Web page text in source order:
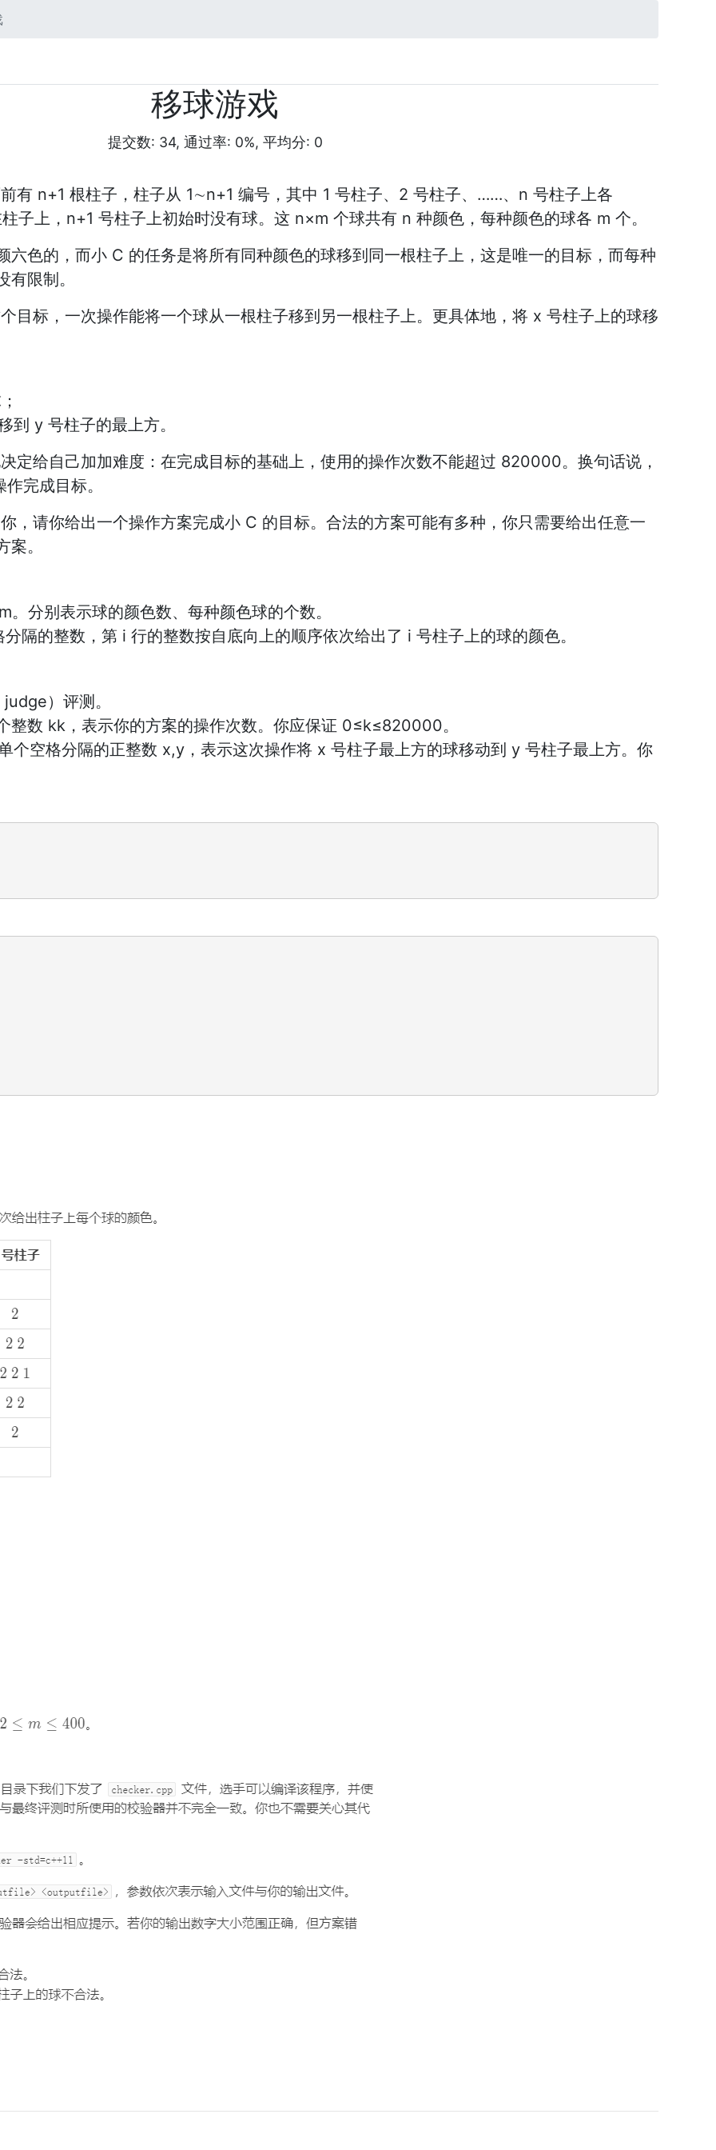
移球游戏
提交数: 34, 通过率: 0%, 平均分: 0
有 n+1 根柱子，柱子从 1∼n+1 编号，其中 1 号柱子、2 号柱子、……、n 号柱子上各
子上，n+1 号柱子上初始时没有球。这 n×m 个球共有 n 种颜色，每种颜色的球各 m 个。
六色的，而小 C 的任务是将所有同种颜色的球移到同一根柱子上，这是唯一的目标，而每种
限制。
目标，一次操作能将一个球从一根柱子移到另一根柱子上。更具体地，将 x 号柱子上的球移
到 y 号柱子的最上方。
定给自己加加难度：在完成目标的基础上，使用的操作次数不能超过 820000。换句话说，
完成目标。
，请你给出一个操作方案完成小 C 的目标。合法的方案可能有多种，你只需要给出任意一
。
分别表示球的颜色数、每种颜色球的个数。
隔的整数，第 i 行的整数按自底向上的顺序依次给出了 i 号柱子上的球的颜色。
）评测。
整数 kk，表示你的方案的操作次数。你应保证 0≤k≤820000。
个空格分隔的正整数 x,y，表示这次操作将 x 号柱子最上方的球移动到 y 号柱子最上方。你